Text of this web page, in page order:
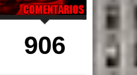
906